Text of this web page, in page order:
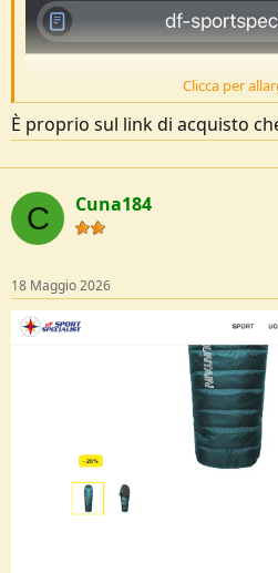
Clicca per
È proprio sul link di acquisto
C Cuna184
18 Maggio 2026